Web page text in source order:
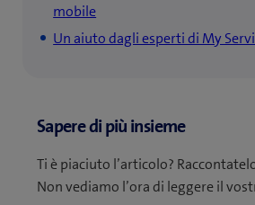
mobile
Un aiuto dagli esperti di My
Sapere di più insieme
Ti è piaciuto l’articolo?
Non vediamo l’ora di leggere il